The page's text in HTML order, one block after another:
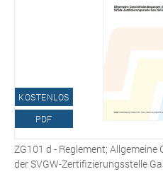
KOSTENLOS
PDF
ZG101 d - Reglement;
der SVGW-Zertifizierungsstelle